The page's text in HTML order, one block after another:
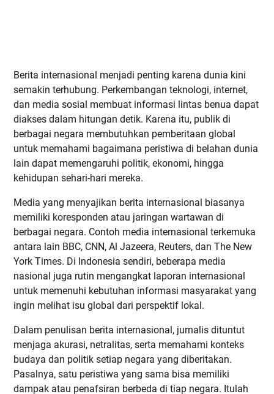
Berita internasional menjadi penting karena dunia kini
semakin terhubung. Perkembangan teknologi, internet,
dan media sosial membuat informasi lintas benua dapat
diakses dalam hitungan detik. Karena itu, publik di
berbagai negara membutuhkan pemberitaan global
untuk memahami bagaimana peristiwa di belahan dunia
lain dapat memengaruhi politik, ekonomi, hingga
kehidupan sehari-hari mereka.
Media yang menyajikan berita internasional biasanya
memiliki koresponden atau jaringan wartawan di
berbagai negara. Contoh media internasional terkemuka
antara lain BBC, CNN, Al Jazeera, Reuters, dan The New
York Times. Di Indonesia sendiri, beberapa media
nasional juga rutin mengangkat laporan internasional
untuk memenuhi kebutuhan informasi masyarakat yang
ingin melihat isu global dari perspektif lokal.
Dalam penulisan berita internasional, jurnalis dituntut
menjaga akurasi, netralitas, serta memahami konteks
budaya dan politik setiap negara yang diberitakan.
Pasalnya, satu peristiwa yang sama bisa memiliki
dampak atau penafsiran berbeda di tiap negara. Itulah